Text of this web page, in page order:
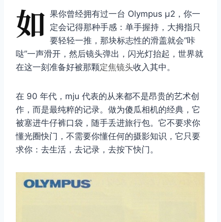
如 果你曾经拥有过一台 Olympus μ2，你一
定会记得那种手感：单手握持，大拇指只
要轻轻一推，那块标志性的滑盖就会“咔
哒”一声滑开，然后镜头弹出，闪光灯抬起，世界就
在这一刻准备好被那颗定焦镜头收入其中。
在 90 年代，mju 代表的从来都不是昂贵的艺术创
作，而是最纯粹的记录。做为傻瓜相机的经典，它
被塞进牛仔裤口袋，随手丢进旅行包。它不要求你
懂光圈快门，不需要你懂任何的摄影知识，它只要
求你：去生活，去记录，去按下快门。